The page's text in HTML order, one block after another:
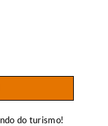
do turismo!